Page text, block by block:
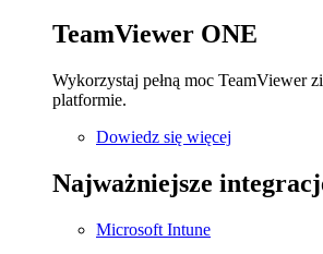
TeamViewer ONE
Wykorzystaj pełną moc TeamViewer
platformie.
Dowiedz się więcej
Najważniejsze
Microsoft Intune